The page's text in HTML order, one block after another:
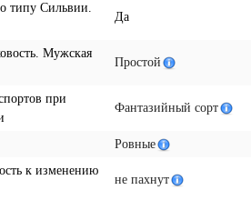
типу Сильвии.
Да
Мужская
Простой
при
Фантазийный сорт
Ровные
к изменению
не пахнут